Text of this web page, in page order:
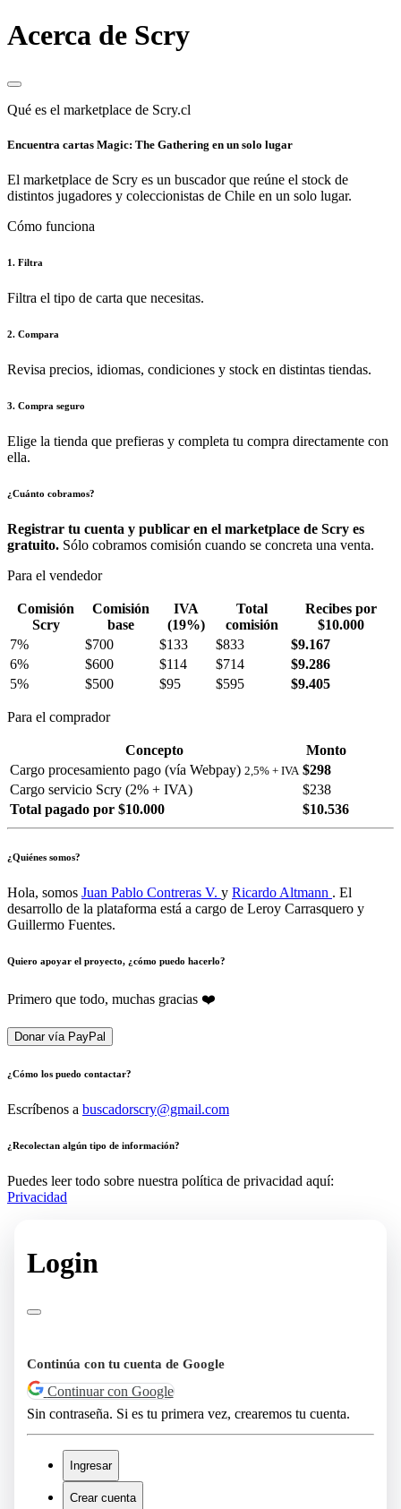
Acerca de Scry
Qué es el marketplace de Scry.cl
Encuentra cartas Magic: The Gathering en un solo lugar
El marketplace de Scry es un buscador que reúne el stock de
distintos jugadores y coleccionistas de Chile en un solo lugar.
Cómo funciona
1. Filtra
Filtra el tipo de carta que necesitas.
2. Compara
Revisa precios, idiomas, condiciones y stock en distintas tiendas.
3. Compra seguro
Elige la tienda que prefieras y completa tu compra directamente con
ella.
¿Cuánto cobramos?
Registrar tu cuenta y publicar en el marketplace de Scry es
gratuito. Sólo cobramos comisión cuando se concreta una venta.
Para el vendedor
Comisión
Scry
Comisión
base
IVA
(19%)
Total
comisión
Recibes por
$10.000
7%
$700 $133 $833
$9.167
6%
$600 $114 $714
$9.286
5%
$500 $95 $595 $9.405
Para el comprador
Concepto
Monto
Cargo procesamiento pago (vía Webpay) 2,5% + IVA $298
Cargo servicio Scry (2% + IVA)
$238
Total pagado por $10.000
$10.536
¿Quiénes somos?
Hola, somos Juan Pablo Contreras V. y Ricardo Altmann . El
desarrollo de la plataforma está a cargo de Leroy Carrasquero y
Guillermo Fuentes.
Quiero apoyar el proyecto, ¿cómo puedo hacerlo?
Primero que todo, muchas gracias ❤️
Donar vía PayPal
¿Cómo los puedo contactar?
Escríbenos a buscadorscry@gmail.com
¿Recolectan algún tipo de información?
Puedes leer todo sobre nuestra política de privacidad aquí:
Privacidad
Login
Continúa con tu cuenta de Google
Continuar con Google
Sin contraseña. Si es tu primera vez, crearemos tu cuenta.
Ingresar
Crear cuenta